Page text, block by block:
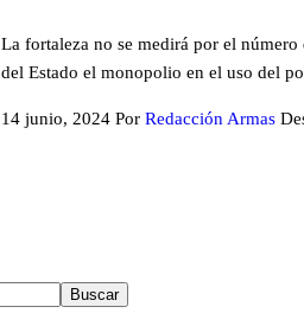
La fortaleza no se medirá por el
del Estado el monopolio en el uso del
14 junio, 2024 Por Redacción Armas
Buscar